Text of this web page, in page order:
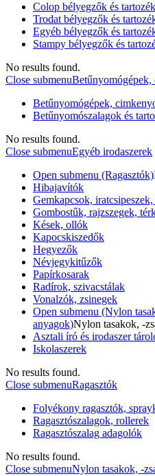
Colop bélyegzők és
Trodat bélyegzők és
Egyéb bélyegzők és
Stampy bélyegzők és
No results found.
Close submenuBetűnyomógépek,
Betűnyomógépek,
Betűnyomószalagok és
No results found.
Close submenuEgyéb irodaszerek
Open submenu (Ragasztók)
Hibajavítók
Gemkapcsok,
Gombostűk, rajzszegek,
Kések, ollók
Kapocskiszedők
Hegyezők
Névjegykitűzők
Papírkosarak
Radírok, szivacstálak
Vonalzók, zsinegek
Open submenu (Nylon
anyagok)Nylon tasakok, -
Asztali író és irodaszer
Iskolaszerek
No results found.
Close submenuRagasztók
Folyékony ragasztók,
Ragasztószalagok, rollerek
Ragasztószalag adagolók
No results found.
Close submenuNylon tasakok, -